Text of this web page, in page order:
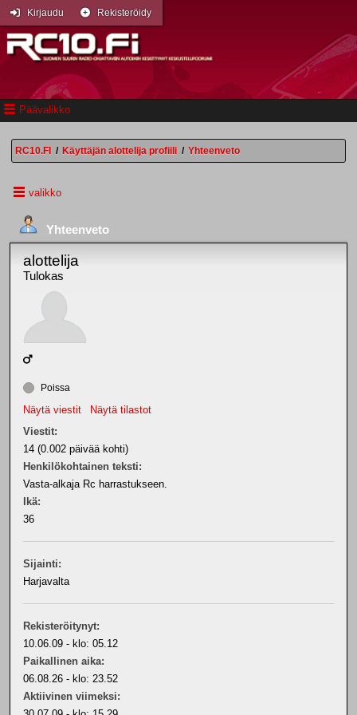
Päävalikko
Kirjaudu Rekisteröidy
RC10.FI / Käyttäjän alottelija profiili / Yhteenveto
valikko
Yhteenveto
alottelija
Tulokas
Poissa
Näytä viestit
Näytä tilastot
Viestit:
14 (0.002 päivää kohti)
Henkilökohtainen teksti:
Vasta-alkaja Rc harrastukseen.
Ikä:
36
Sijainti:
Harjavalta
Rekisteröitynyt:
10.06.09 - klo: 05.12
Paikallinen aika:
06.08.26 - klo: 23.52
Aktiivinen viimeksi: